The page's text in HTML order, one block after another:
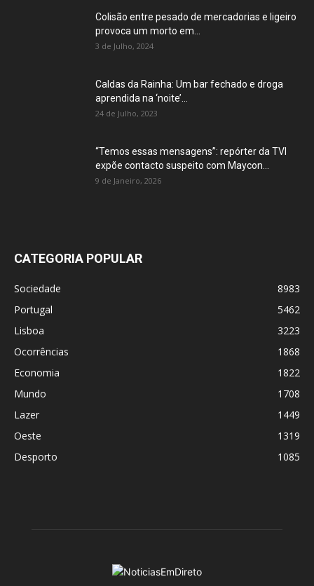
Colisão entre pesado de mercadorias e ligeiro
provoca um morto em...
3 de Julho, 2024
Caldas da Rainha: Um bar fechado e droga
aprendida na ‘noite’...
24 de Julho, 2023
“Temos essas mensagens”: repórter da TVI
expõe contacto suspeito com Maycon...
9 de Janeiro, 2026
CATEGORIA POPULAR
Sociedade
8983
Portugal
5462
Lisboa
3223
Ocorrências
1868
Economia
1822
Mundo
1708
Lazer
1449
Oeste
1319
Desporto
1085